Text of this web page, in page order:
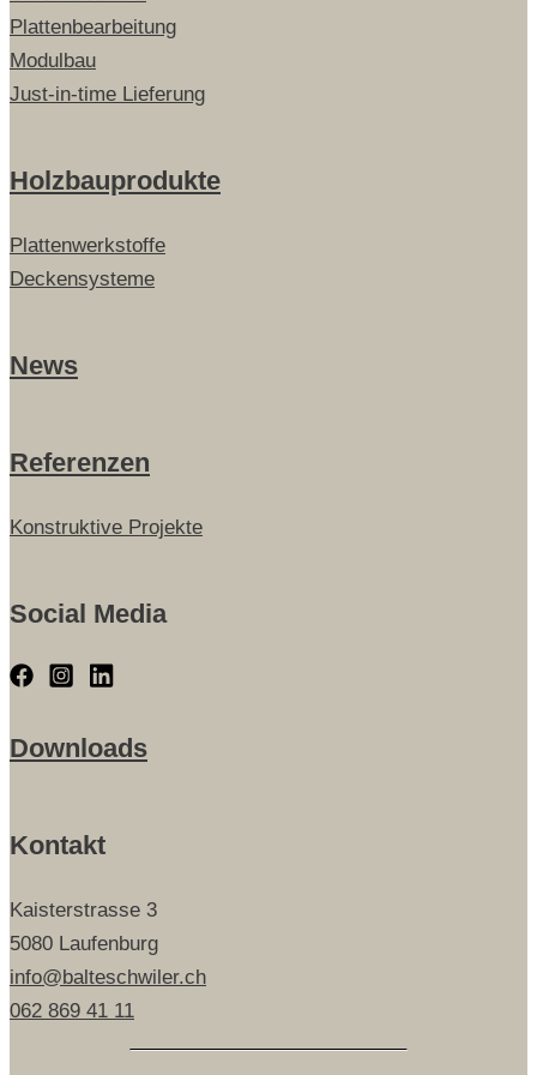
Plattenbearbeitung
Modulbau
Just-in-time Lieferung
Holzbauprodukte
Plattenwerkstoffe
Deckensysteme
News
Referenzen
Konstruktive Projekte
Social Media
Downloads
Kontakt
Kaisterstrasse 3
5080 Laufenburg
info@balteschwiler.ch
062 869 41 11